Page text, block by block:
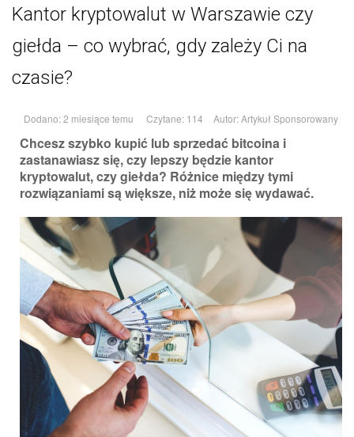
Kantor kryptowalut w Warszawie czy
giełda – co wybrać, gdy zależy Ci na
czasie?
Dodano: 2 miesiące temu Czytane: 114 Autor:Artykuł Sponsorowany
Chcesz szybko kupić lub sprzedać bitcoina i
zastanawiasz się, czy lepszy będzie kantor
kryptowalut, czy giełda? Różnice między tymi
rozwiązaniami są większe, niż może się wydawać.